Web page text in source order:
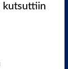
kutsuttiin